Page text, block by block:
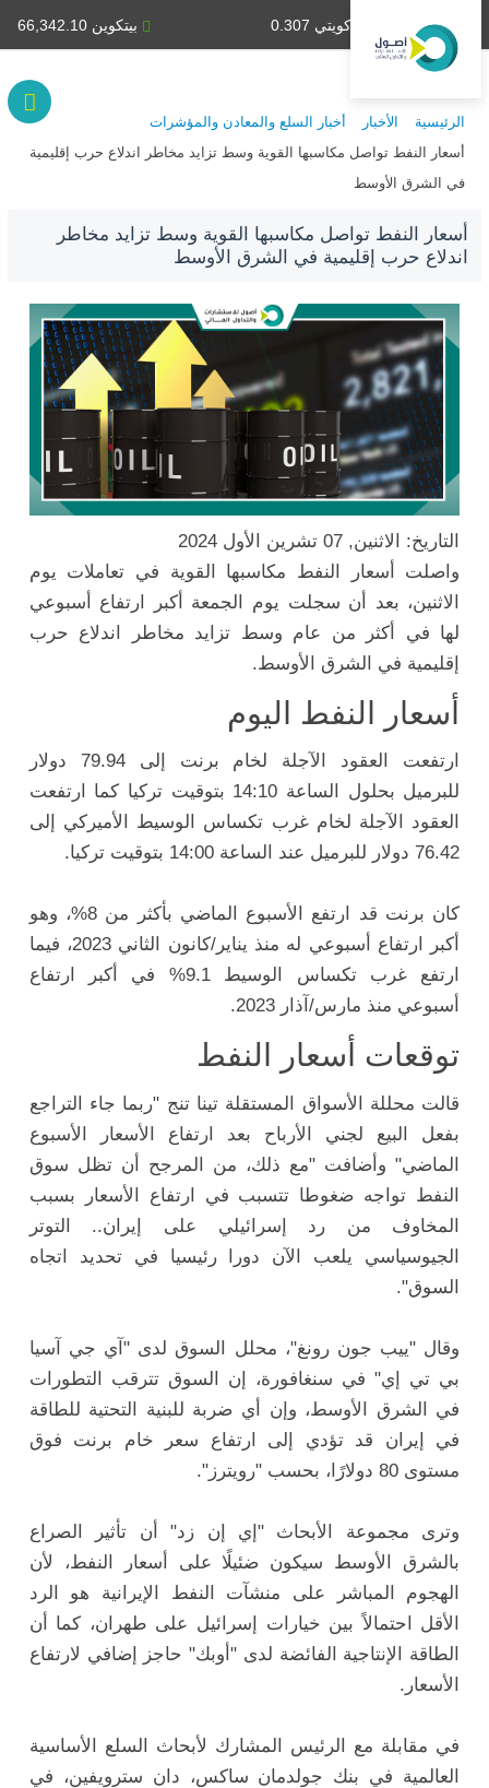
بيتكوين 66,342.10 دينار كويتي 0.307
الرئيسية الأخبار
أخبار السلع والمعادن والمؤشرات
أسعار النفط تواصل مكاسبها القوية وسط تزايد مخاطر اندلاع حرب إقليمية
في الشرق الأوسط
أسعار النفط تواصل مكاسبها القوية وسط تزايد مخاطر
اندلاع حرب إقليمية في الشرق الأوسط
التاريخ: الاثنين, 07 تشرين الأول 2024
واصلت أسعار النفط مكاسبها القوية في تعاملات يوم
الاثنين، بعد أن سجلت يوم الجمعة أكبر ارتفاع أسبوعي
لها في أكثر من عام وسط تزايد مخاطر اندلاع حرب
إقليمية في الشرق الأوسط.
أسعار النفط اليوم
ارتفعت العقود الآجلة لخام برنت إلى 79.94 دولار
للبرميل بحلول الساعة 14:10 بتوقيت تركيا كما ارتفعت
العقود الآجلة لخام غرب تكساس الوسيط الأميركي إلى
76.42 دولار للبرميل عند الساعة 14:00 بتوقيت تركيا.
كان برنت قد ارتفع الأسبوع الماضي بأكثر من 8%، وهو
أكبر ارتفاع أسبوعي له منذ يناير/كانون الثاني 2023، فيما
ارتفع غرب تكساس الوسيط 9.1% في أكبر ارتفاع
أسبوعي منذ مارس/آذار 2023.
توقعات أسعار النفط
قالت محللة الأسواق المستقلة تينا تنج "ربما جاء التراجع
بفعل البيع لجني الأرباح بعد ارتفاع الأسعار الأسبوع
الماضي" وأضافت "مع ذلك، من المرجح أن تظل سوق
النفط تواجه ضغوطا تتسبب في ارتفاع الأسعار بسبب
المخاوف من رد إسرائيلي على إيران.. التوتر
الجيوسياسي يلعب الآن دورا رئيسيا في تحديد اتجاه
السوق".
وقال "ييب جون رونغ"، محلل السوق لدى "آي جي آسيا
بي تي إي" في سنغافورة، إن السوق تترقب التطورات
في الشرق الأوسط، وإن أي ضربة للبنية التحتية للطاقة
في إيران قد تؤدي إلى ارتفاع سعر خام برنت فوق
مستوى 80 دولارًا، بحسب "رويترز".
وترى مجموعة الأبحاث "إي إن زد" أن تأثير الصراع
بالشرق الأوسط سيكون ضئيلًا على أسعار النفط، لأن
الهجوم المباشر على منشآت النفط الإيرانية هو الرد
الأقل احتمالاً بين خيارات إسرائيل على طهران، كما أن
الطاقة الإنتاجية الفائضة لدى "أوبك" حاجز إضافي لارتفاع
الأسعار.
في مقابلة مع الرئيس المشارك لأبحاث السلع الأساسية
العالمية في بنك جولدمان ساكس، دان سترويفين، في